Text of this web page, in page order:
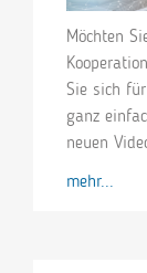
Möchten
Sie sich
ganz
neuen
mehr...